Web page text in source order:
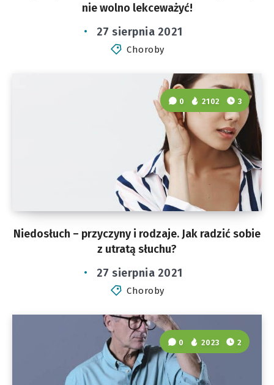
nie wolno lekceważyć!
27 sierpnia 2021
Choroby
Niedosłuch – przyczyny i rodzaje. Jak radzić sobie
z utratą słuchu?
0 2102 3
27 sierpnia 2021
Choroby
0 2023 2